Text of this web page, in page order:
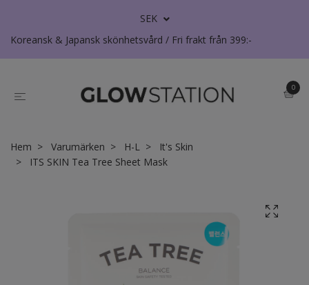
SEK
Koreansk & Japansk skönhetsvård / Fri frakt från 399:-
0
Hem Varumärken H-L
It's Skin
ITS SKIN Tea Tree Sheet Mask